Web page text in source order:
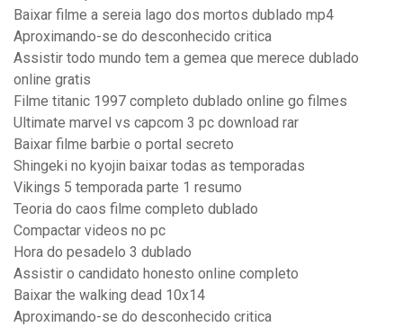
Baixar filme a sereia lago dos mortos dublado mp4
Aproximando-se do desconhecido critica
Assistir todo mundo tem a gemea que merece dublado
online gratis
Filme titanic 1997 completo dublado online go filmes
Ultimate marvel vs capcom 3 pc download rar
Baixar filme barbie o portal secreto
Shingeki no kyojin baixar todas as temporadas
Vikings 5 temporada parte 1 resumo
Teoria do caos filme completo dublado
Compactar videos no pc
Hora do pesadelo 3 dublado
Assistir o candidato honesto online completo
Baixar the walking dead 10x14
Aproximando-se do desconhecido critica